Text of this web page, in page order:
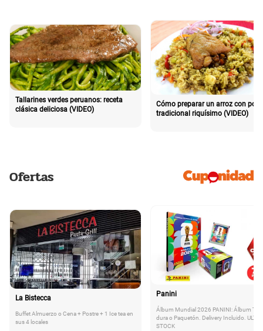
Tallarines verdes peruanos: receta
clásica deliciosa (VIDEO)
Cómo preparar un arroz con pollo
tradicional riquísimo (VIDEO)
Ofertas
La Bistecca
Buffet Almuerzo o Cena + Postre + 1 Ice tea en
sus 4 locales
Panini
Álbum Mundial 2026 PANINI: Álbum
dura o Paquetón. Delivery Incluido.
STOCK